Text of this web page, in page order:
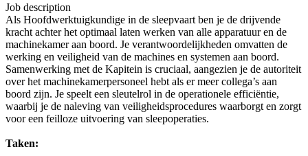
Job description
Als Hoofdwerktuigkundige in de sleepvaart ben je de drijvende
kracht achter het optimaal laten werken van alle apparatuur en de
machinekamer aan boord. Je verantwoordelijkheden omvatten de
werking en veiligheid van de machines en systemen aan boord.
Samenwerking met de Kapitein is cruciaal, aangezien je de autoriteit
over het machinekamerpersoneel hebt als er meer collega’s aan
boord zijn. Je speelt een sleutelrol in de operationele efficiëntie,
waarbij je de naleving van veiligheidsprocedures waarborgt en zorgt
voor een feilloze uitvoering van sleepoperaties.
Taken: